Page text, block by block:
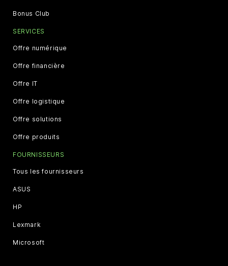
Bonus Club
SERVICES
Offre numérique
Offre financière
Offre IT
Offre logistique
Offre solutions
Offre produits
FOURNISSEURS
Tous les fournisseurs
ASUS
HP
Lexmark
Microsoft